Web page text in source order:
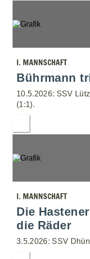
I. MANNSCHAFT
Bührmann
10.5.2026: SSV
(1:1).
I. MANNSCHAFT
Die
die Räder
3.5.2026: SSV